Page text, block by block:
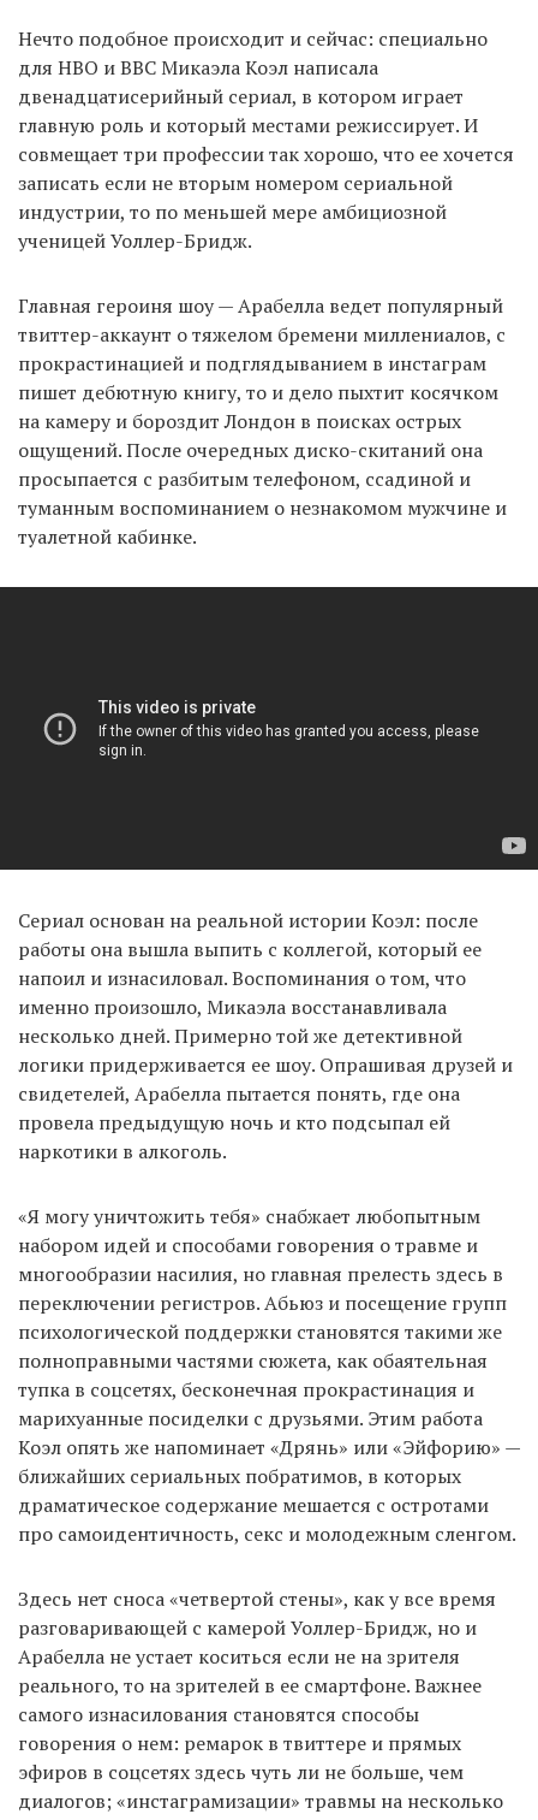
Нечто подобное происходит и сейчас: специально
для HBO и BBC Микаэла Коэл написала
двенадцатисерийный сериал, в котором играет
главную роль и который местами режиссирует. И
совмещает три профессии так хорошо, что ее хочется
записать если не вторым номером сериальной
индустрии, то по меньшей мере амбициозной
ученицей Уоллер-Бридж.
Главная героиня шоу — Арабелла ведет популярный
твиттер-аккаунт о тяжелом бремени миллениалов, с
прокрастинацией и подглядыванием в инстаграм
пишет дебютную книгу, то и дело пыхтит косячком
на камеру и бороздит Лондон в поисках острых
ощущений. После очередных диско-скитаний она
просыпается с разбитым телефоном, ссадиной и
туманным воспоминанием о незнакомом мужчине и
туалетной кабинке.
Сериал основан на реальной истории Коэл: после
работы она вышла выпить с коллегой, который ее
напоил и изнасиловал. Воспоминания о том, что
именно произошло, Микаэла восстанавливала
несколько дней. Примерно той же детективной
логики придерживается ее шоу. Опрашивая друзей и
свидетелей, Арабелла пытается понять, где она
провела предыдущую ночь и кто подсыпал ей
наркотики в алкоголь.
«Я могу уничтожить тебя» снабжает любопытным
набором идей и способами говорения о травме и
многообразии насилия, но главная прелесть здесь в
переключении регистров. Абьюз и посещение групп
психологической поддержки становятся такими же
полноправными частями сюжета, как обаятельная
тупка в соцсетях, бесконечная прокрастинация и
марихуанные посиделки с друзьями. Этим работа
Коэл опять же напоминает «Дрянь» или «Эйфорию» —
ближайших сериальных побратимов, в которых
драматическое содержание мешается с остротами
про самоидентичность, секс и молодежным сленгом.
Здесь нет сноса «четвертой стены», как у все время
разговаривающей с камерой Уоллер-Бридж, но и
Арабелла не устает коситься если не на зрителя
реального, то на зрителей в ее смартфоне. Важнее
самого изнасилования становятся способы
говорения о нем: ремарок в твиттере и прямых
эфиров в соцсетях здесь чуть ли не больше, чем
диалогов; «инстаграмизации» травмы на несколько